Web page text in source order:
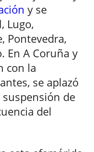
y se
Lugo,
Pontevedra,
En A Coruña y
con la
se aplazó
de
del